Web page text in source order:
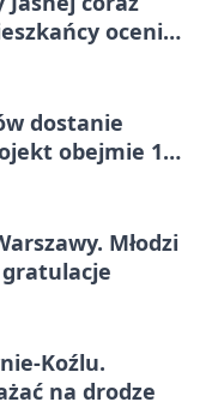
ocenią
dostanie
obejmie 15
Młodzi
Koźlu.
na drodze